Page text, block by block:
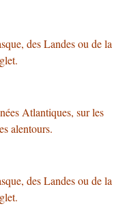
des Landes ou de la
Atlantiques, sur les
alentours.
des Landes ou de la